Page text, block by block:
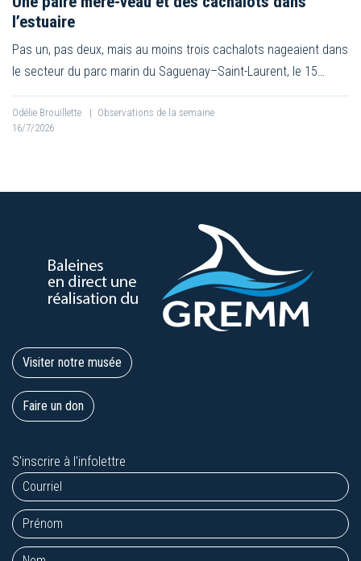
l’estuaire
Pas un, pas deux, mais au moins trois cachalots nageaient dans
le secteur du parc marin du Saguenay–Saint-Laurent, le 15…
Odélie Brouillette | Observations de la semaine
16/7/2026
Visiter notre musée
Faire un don
S'inscrire à l'infolettre